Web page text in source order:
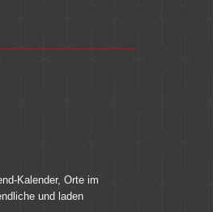
Kalender, Orte im
und laden